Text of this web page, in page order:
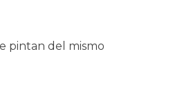
pintan del mismo